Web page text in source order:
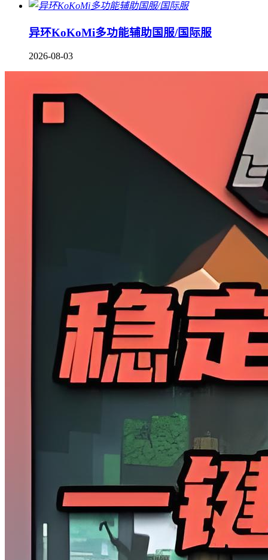
异环KoKoMi多功能辅助国服/国际服
2026-08-03